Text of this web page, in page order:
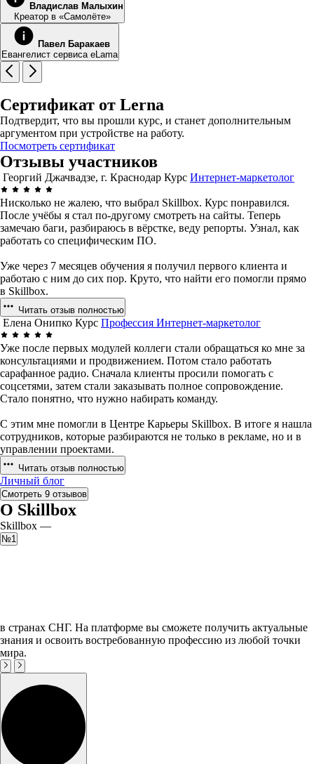
Владислав Малыхин
Креатор в «Самолёте»
Павел Баракаев
Евангелист сервиса eLama
Сертификат от Lerna
Подтвердит, что вы прошли курс, и станет дополнительным
аргументом при устройстве на работу.
Посмотреть сертификат
Отзывы участников
Георгий Джачвадзе, г. Краснодар Курс Интернет-маркетолог
Нисколько не жалею, что выбрал Skillbox. Курс понравился.
После учёбы я стал по-другому смотреть на сайты. Теперь
замечаю баги, разбираюсь в вёрстке, веду репорты. Узнал, как
работать со специфическим ПО.
Уже через 7 месяцев обучения я получил первого клиента и
работаю с ним до сих пор. Круто, что найти его помогли прямо
в Skillbox.
Читать отзыв полностью
Елена Онипко Курс Профессия Интернет-маркетолог
Уже после первых модулей коллеги стали обращаться ко мне за
консультациями и продвижением. Потом стало работать
сарафанное радио. Сначала клиенты просили помогать с
соцсетями, затем стали заказывать полное сопровождение.
Стало понятно, что нужно набирать команду.
С этим мне помогли в Центре Карьеры Skillbox. В итоге я нашла
сотрудников, которые разбираются не только в рекламе, но и в
управлении проектами.
Читать отзыв полностью
Личный блог
Смотреть 9 отзывов
О Skillbox
Skillbox —
№1
в странах СНГ. На платформе вы сможете получить актуальные
знания и освоить востребованную профессию из любой точки
мира.